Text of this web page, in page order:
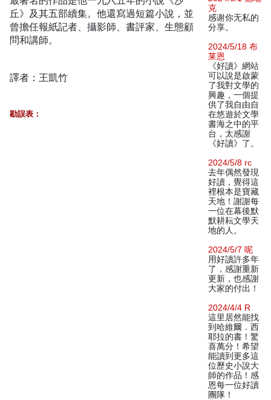
丘》及其五部續集。他還寫過短篇小說，並
曾擔任報紙記者、攝影師、書評家、生態顧
問和講師。
譯者：王凱竹
勘誤表：
克
感谢你无私的
分享。
2024/5/18 布
莱恩
《好讀》網站
可以說是啟蒙
了我對文學的
興趣，一個提
供了我自由自
在悠遊於文學
書海之中的平
台，太感謝
《好讀》了。
2024/5/8 rc
去年偶然發現
好讀，覺得這
裡根本是寶藏
天地！謝謝每
一位在幕後默
默耕耘文學天
地的人。
2024/5/7 呢
用好讀許多年
了，感謝重新
更新，也感謝
大家的付出！
2024/4/4 R
這里居然能找
到哈維爾．西
耶拉的書！驚
喜萬分！希望
能讀到更多這
位歷史小說大
師的作品！感
恩每一位好讀
團隊！